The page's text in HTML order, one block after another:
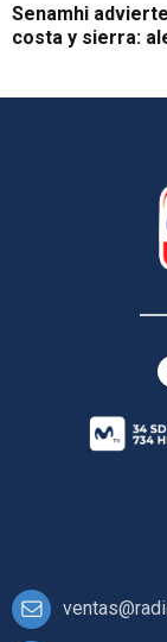
Senamhi advierte
costa y sierra: